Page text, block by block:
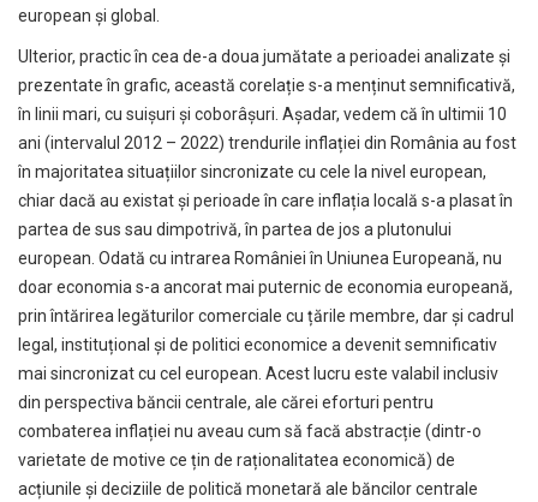
european și global.
Ulterior, practic în cea de-a doua jumătate a perioadei analizate și
prezentate în grafic, această corelație s-a menținut semnificativă,
în linii mari, cu suișuri și coborâșuri. Așadar, vedem că în ultimii 10
ani (intervalul 2012 – 2022) trendurile inflației din România au fost
în majoritatea situațiilor sincronizate cu cele la nivel european,
chiar dacă au existat și perioade în care inflația locală s-a plasat în
partea de sus sau dimpotrivă, în partea de jos a plutonului
european. Odată cu intrarea României în Uniunea Europeană, nu
doar economia s-a ancorat mai puternic de economia europeană,
prin întărirea legăturilor comerciale cu țările membre, dar și cadrul
legal, instituțional și de politici economice a devenit semnificativ
mai sincronizat cu cel european. Acest lucru este valabil inclusiv
din perspectiva băncii centrale, ale cărei eforturi pentru
combaterea inflației nu aveau cum să facă abstracție (dintr-o
varietate de motive ce țin de raționalitatea economică) de
acțiunile și deciziile de politică monetară ale băncilor centrale